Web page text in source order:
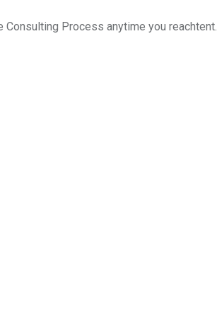
Process anytime you reachtent.